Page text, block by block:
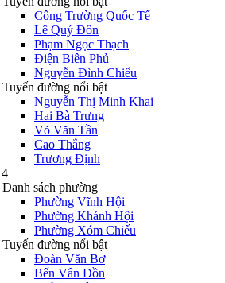
Công Trường Quốc Tế
Lê Quý Đôn
Phạm Ngọc Thạch
Điện Biên Phủ
Nguyễn Đình Chiểu
Tuyến đường nổi bật
Nguyễn Thị Minh Khai
Hai Bà Trưng
Võ Văn Tần
Cao Thắng
Trương Định
Danh sách phường
Phường Vĩnh Hội
Phường Khánh Hội
Phường Xóm Chiếu
Tuyến đường nổi bật
Đoàn Văn Bơ
Bến Vân Đồn